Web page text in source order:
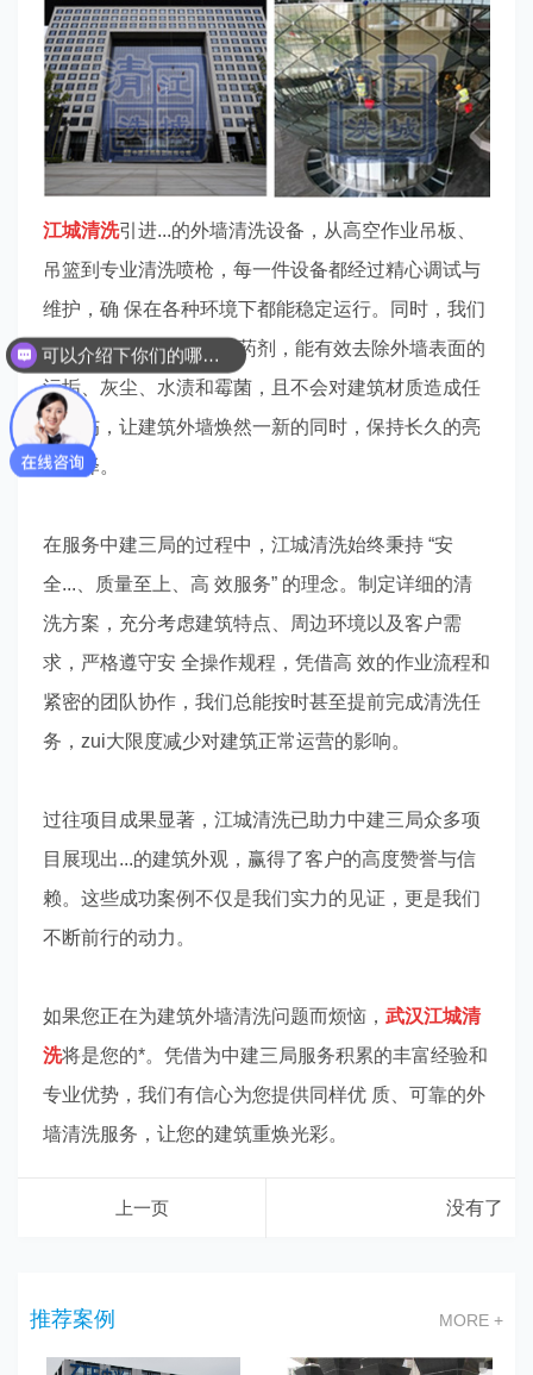
江城清洗引进...的外墙清洗设备，从高空作业吊板、
吊篮到专业清洗喷枪，每一件设备都经过精心调试与
维护，确 保在各种环境下都能稳定运行。同时，我们
选用环保、高 效的清洗药剂，能有效去除外墙表面的
污垢、灰尘、水渍和霉菌，且不会对建筑材质造成任
何损伤，让建筑外墙焕然一新的同时，保持长久的亮
丽色泽。
在服务中建三局的过程中，江城清洗始终秉持 “安
全...、质量至上、高 效服务” 的理念。制定详细的清
洗方案，充分考虑建筑特点、周边环境以及客户需
求，严格遵守安 全操作规程，凭借高 效的作业流程和
紧密的团队协作，我们总能按时甚至提前完成清洗任
务，zui大限度减少对建筑正常运营的影响。
过往项目成果显著，江城清洗已助力中建三局众多项
目展现出...的建筑外观，赢得了客户的高度赞誉与信
赖。这些成功案例不仅是我们实力的见证，更是我们
不断前行的动力。
如果您正在为建筑外墙清洗问题而烦恼， 武汉江城清
洗将是您的*。凭借为中建三局服务积累的丰富经验和
专业优势，我们有信心为您提供同样优 质、可靠的外
墙清洗服务，让您的建筑重焕光彩。
上一页 没有了
推荐案例 MORE +
可以介绍下你们的哪些服务吗？